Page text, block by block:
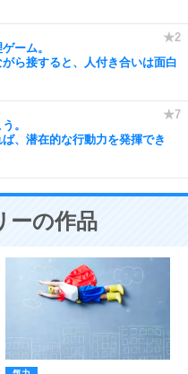
ーム。
ら接すると、人付き合いは面白
。
、潜在的な行動力を発揮でき
ーの作品